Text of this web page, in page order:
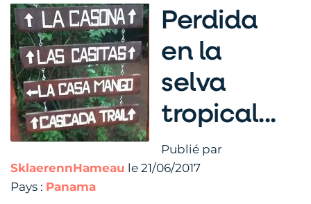
Perdida
en la
selva
tropical...
Publié par
SklaerennHameau le 21/06/2017
Pays : Panama